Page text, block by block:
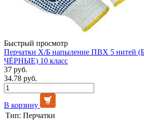
Быстрый просмотр
Перчатки Х/Б напыление ПВХ 5
ЧЁРНЫЕ) 10 класс
37 руб.
34.78 руб.
В корзину
Тип: Перчатки